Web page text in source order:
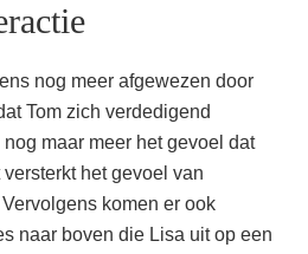
nog meer afgewezen door
Tom zich verdedigend
maar meer het gevoel dat
het gevoel van
komen er ook
naar boven die Lisa uit op een